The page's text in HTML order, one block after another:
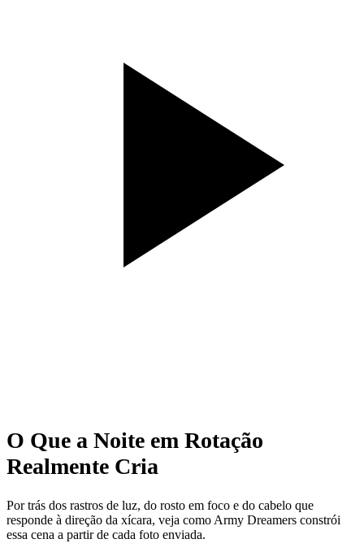
O Que a Noite em Rotação
Realmente Cria
Por trás dos rastros de luz, do rosto em foco e do cabelo que
responde à direção da xícara, veja como Army Dreamers constrói
essa cena a partir de cada foto enviada.